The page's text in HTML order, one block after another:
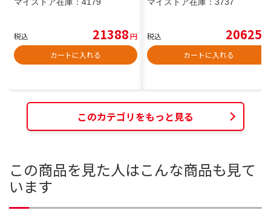
税込 21388円
カートに入れる
税込 20625
カートに入れる
このカテゴリをもっと見る
この商品を見た人はこんな商品も見て
います